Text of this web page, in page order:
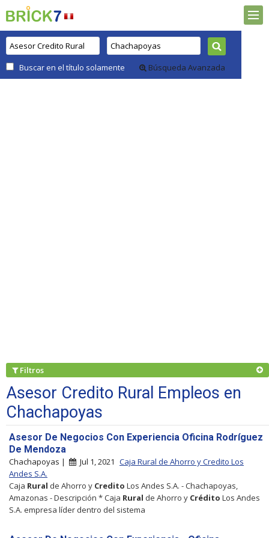
Buscar en el título solamente Búsqueda Avanzada
Filtros
Asesor Credito Rural Empleos en
Chachapoyas
Asesor De Negocios Con Experiencia Oficina Rodríguez
De Mendoza
Chachapoyas | Jul 1, 2021 Caja Rural de Ahorro y Credito Los
Andes S.A.
Caja Rural de Ahorro y Credito Los Andes S.A. - Chachapoyas,
Amazonas - Descripción * Caja Rural de Ahorro y Crédito Los Andes
S.A. empresa líder dentro del sistema